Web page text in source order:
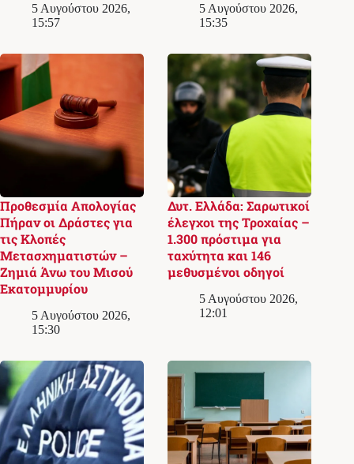
5 Αυγούστου 2026,
15:57
5 Αυγούστου 2026,
15:35
Προθεσμία Απολογίας
Πήραν οι Δράστες για
τις Κλοπές
Μετασχηματιστών –
Ζημιά Άνω του Μισού
Εκατομμυρίου
5 Αυγούστου 2026,
15:30
Δυτ. Ελλάδα: Σαρωτικοί
έλεγχοι της Τροχαίας –
1.300 πρόστιμα για
ταχύτητα και 146
μεθυσμένοι οδηγοί
5 Αυγούστου 2026,
12:01